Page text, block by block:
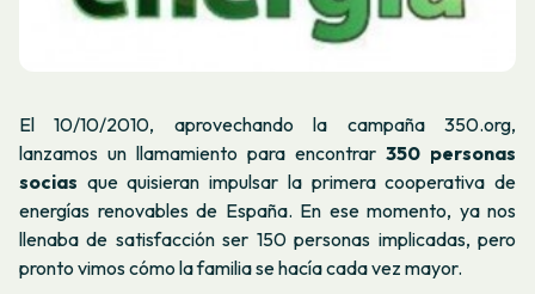
El 10/10/2010, aprovechando la campaña 350.org,
lanzamos un llamamiento para encontrar 350 personas
socias que quisieran impulsar la primera cooperativa de
energías renovables de España. En ese momento, ya nos
llenaba de satisfacción ser 150 personas implicadas, pero
pronto vimos cómo la familia se hacía cada vez mayor.